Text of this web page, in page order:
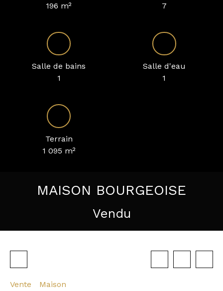
196 m²
7
Salle de bains
1
Salle d'eau
1
Terrain
1 095 m²
MAISON BOURGEOISE
Vendu
Vente
Maison